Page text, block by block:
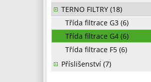
TERNO FILTRY (18)
Třída filtrace G3 (6)
Třída filtrace G4 (6)
Třída filtrace F5 (6)
Příslišenství (7)